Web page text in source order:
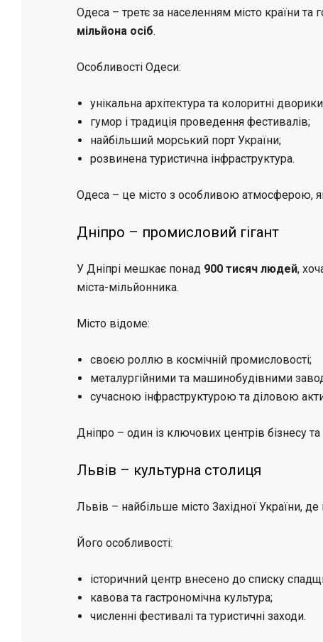
Одеса – третє за населенням місто країни
мільйона осіб.
Особливості Одеси:
унікальна архітектура та колоритні
гумор і традиція проведення фестивалів;
найбільший морський порт України;
розвинена туристична інфраструктура.
Одеса – це місто з особливою атмосферою,
Дніпро – промисловий гігант
У Дніпрі мешкає понад 900 тисяч людей,
міста-мільйонника.
Місто відоме:
своєю роллю в космічній промисловості;
металургійними та машинобудівними
сучасною інфраструктурою та діловою
Дніпро – один із ключових центрів бізнесу та
Львів – культурна столиця
Львів – найбільше місто Західної України,
Його особливості:
історичний центр внесено до списку
кавова та гастрономічна культура;
численні фестивалі та туристичні заходи.